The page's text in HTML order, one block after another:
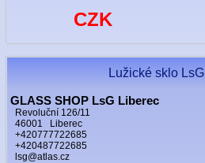
CZK
Lužické sklo
GLASS SHOP LsG Liberec
Revoluční 126/11
46001 Liberec
+420777722685
+420487722685
lsg@atlas.cz